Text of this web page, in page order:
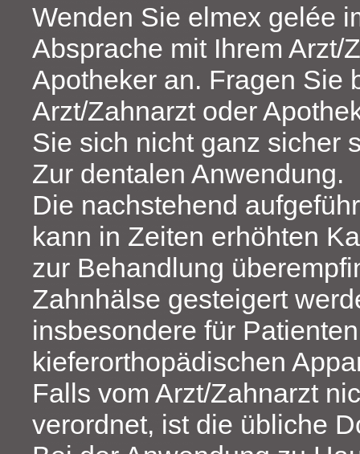
Wenden Sie elmex gelée
Absprache mit Ihrem Arzt/
Apotheker an. Fragen Sie
Arzt/Zahnarzt oder
Sie sich nicht ganz sicher
Zur dentalen Anwendung.
Die nachstehend
kann in Zeiten erhöhten
zur Behandlung
Zahnhälse gesteigert
insbesondere für
kieferorthopädischen
Falls vom Arzt/Zahnarzt
verordnet, ist die übliche